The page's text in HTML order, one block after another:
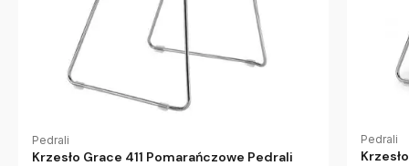
Pedrali
Krzesło Grace 411 Pomarańczowe Pedrali
Pedrali